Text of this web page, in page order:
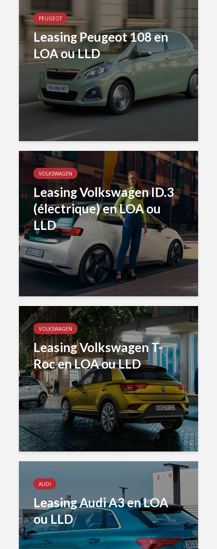
PEUGEOT
Leasing Peugeot 108 en
LOA ou LLD
VOLKSWAGEN
Leasing Volkswagen ID.3
(électrique) en LOA ou
LLD
VOLKSWAGEN
Leasing Volkswagen T-
Roc en LOA ou LLD
AUDI
Leasing Audi A3 en LOA
ou LLD